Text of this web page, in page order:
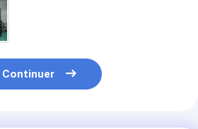
Continuer